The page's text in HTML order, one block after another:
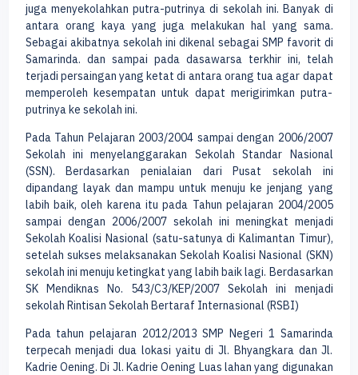
juga menyekolahkan putra-putrinya di sekolah ini. Banyak di
antara orang kaya yang juga melakukan hal yang sama.
Sebagai akibatnya sekolah ini dikenal sebagai SMP favorit di
Samarinda. dan sampai pada dasawarsa terkhir ini, telah
terjadi persaingan yang ketat di antara orang tua agar dapat
memperoleh kesempatan untuk dapat merigirimkan putra-
putrinya ke sekolah ini.
Pada Tahun Pelajaran 2003/2004 sampai dengan 2006/2007
Sekolah ini menyelanggarakan Sekolah Standar Nasional
(SSN). Berdasarkan penialaian dari Pusat sekolah ini
dipandang layak dan mampu untuk menuju ke jenjang yang
labih baik, oleh karena itu pada Tahun pelajaran 2004/2005
sampai dengan 2006/2007 sekolah ini meningkat menjadi
Sekolah Koalisi Nasional (satu-satunya di Kalimantan Timur),
setelah sukses melaksanakan Sekolah Koalisi Nasional (SKN)
sekolah ini menuju ketingkat yang labih baik lagi. Berdasarkan
SK Mendiknas No. 543/C3/KEP/2007 Sekolah ini menjadi
sekolah Rintisan Sekolah Bertaraf Internasional (RSBI)
Pada tahun pelajaran 2012/2013 SMP Negeri 1 Samarinda
terpecah menjadi dua lokasi yaitu di Jl. Bhyangkara dan Jl.
Kadrie Oening. Di Jl. Kadrie Oening Luas lahan yang digunakan